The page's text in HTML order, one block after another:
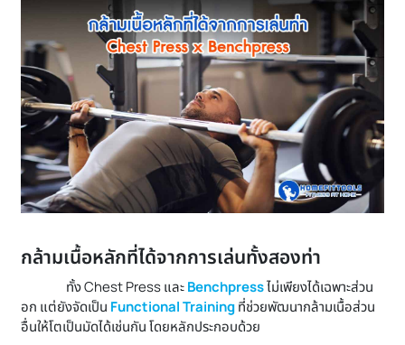
กล้ามเนื้อหลักที่ได้จากการเล่นทั้งสองท่า
ทั้ง Chest Press และBenchpressไม่เพียงได้เฉพาะส่วน
อก แต่ยังจัดเป็น Functional Trainingที่ช่วยพัฒนากล้ามเนื้อส่วน
อื่นให้โตเป็นมัดได้เช่นกัน โดยหลักประกอบด้วย